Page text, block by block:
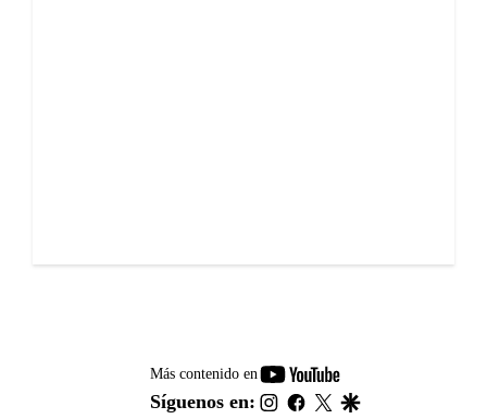
Más contenido en
youtube-
footer
Síguenos en: instagram
facebook
twitter